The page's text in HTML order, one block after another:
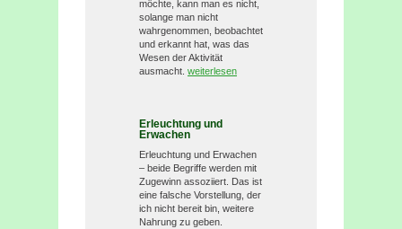
möchte, kann man es nicht,
solange man nicht
wahrgenommen, beobachtet
und erkannt hat, was das
Wesen der Aktivität
ausmacht. weiterlesen
Erleuchtung und
Erwachen
Erleuchtung und Erwachen
– beide Begriffe werden mit
Zugewinn assoziiert. Das ist
eine falsche Vorstellung, der
ich nicht bereit bin, weitere
Nahrung zu geben.